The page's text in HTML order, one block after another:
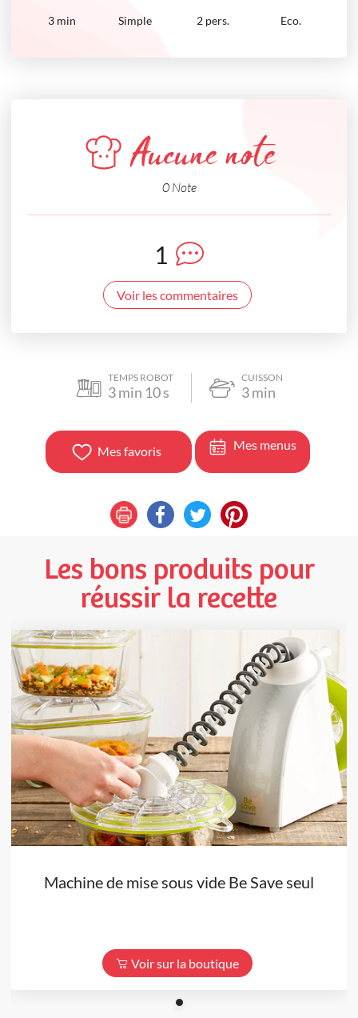
3 min Simple 2 pers. Eco.
Aucune note
0 Note
1
Voir les commentaires
TEMPS ROBOT
3min 10s
CUISSON
3min
Mes favoris Mes menus
Les bons produits pour
réussir la recette
Machine de mise sous vide Be Save seul
Voir sur la boutique